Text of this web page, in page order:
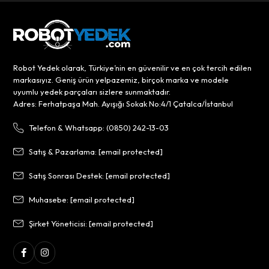
Robot Yedek olarak, Türkiye’nin en güvenilir ve en çok tercih edilen
markasıyız. Geniş ürün yelpazemiz, birçok marka ve modele
uyumlu yedek parçaları sizlere sunmaktadır.
Adres: Ferhatpaşa Mah. Ayışığı Sokak No:4/1 Çatalca/İstanbul
Telefon & Whatsapp: (0850) 242-13-03
Satış & Pazarlama:[email protected]
Satış Sonrası Destek:[email protected]
Muhasebe:[email protected]
Şirket Yöneticisi:[email protected]